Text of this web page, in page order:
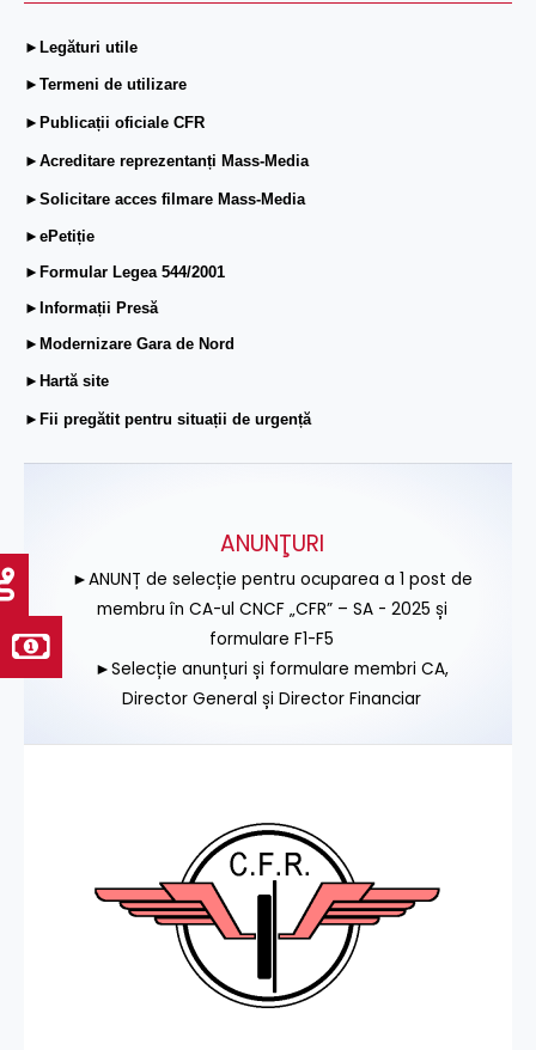
►Legături utile
►Termeni de utilizare
►Publicații oficiale CFR
►Acreditare reprezentanți Mass-Media
►Solicitare acces filmare Mass-Media
►ePetiție
►Formular Legea 544/2001
►Informații Presă
►Modernizare Gara de Nord
►Hartă site
►Fii pregătit pentru situații de urgență
ANUNŢURI
►ANUNȚ de selecție pentru ocuparea a 1 post de
membru în CA-ul CNCF „CFR” – SA - 2025 și
formulare F1-F5
►Selecție anunțuri și formulare membri CA,
Director General și Director Financiar